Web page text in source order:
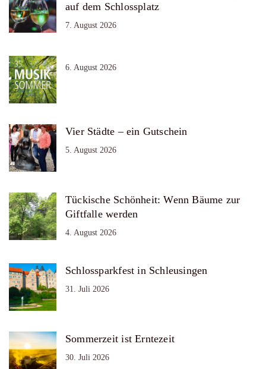
auf dem Schlossplatz
7. August 2026
6. August 2026
Vier Städte – ein Gutschein
5. August 2026
Tückische Schönheit: Wenn Bäume zur
Giftfalle werden
4. August 2026
Schlossparkfest in Schleusingen
31. Juli 2026
Sommerzeit ist Erntezeit
30. Juli 2026